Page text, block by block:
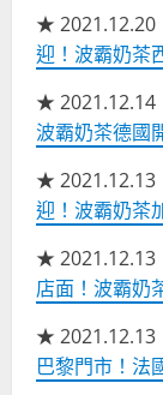
★ 2021.12.20
迎！波霸奶茶
★ 2021.12.14
波霸奶茶德國
★ 2021.12.13
迎！波霸奶茶
★ 2021.12.13
店面！波霸奶
★ 2021.12.13
巴黎門市！法